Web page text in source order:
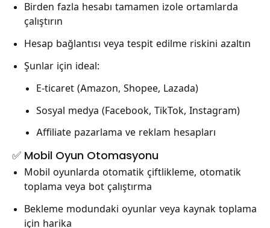
Birden fazla hesabı tamamen izole ortamlarda
çalıştırın
Hesap bağlantısı veya tespit edilme riskini azaltın
Şunlar için ideal:
E-ticaret (Amazon, Shopee, Lazada)
Sosyal medya (Facebook, TikTok, Instagram)
Affiliate pazarlama ve reklam hesapları
✅ Mobil Oyun Otomasyonu
Mobil oyunlarda otomatik çiftlikleme, otomatik
toplama veya bot çalıştırma
Bekleme modundaki oyunlar veya kaynak toplama
için harika